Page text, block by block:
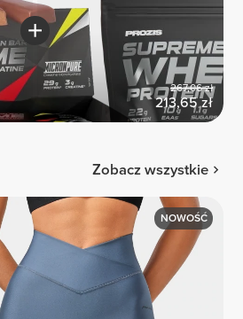
213,65 zł
267,06 zł
Zobacz wszystkie
NOWOŚĆ